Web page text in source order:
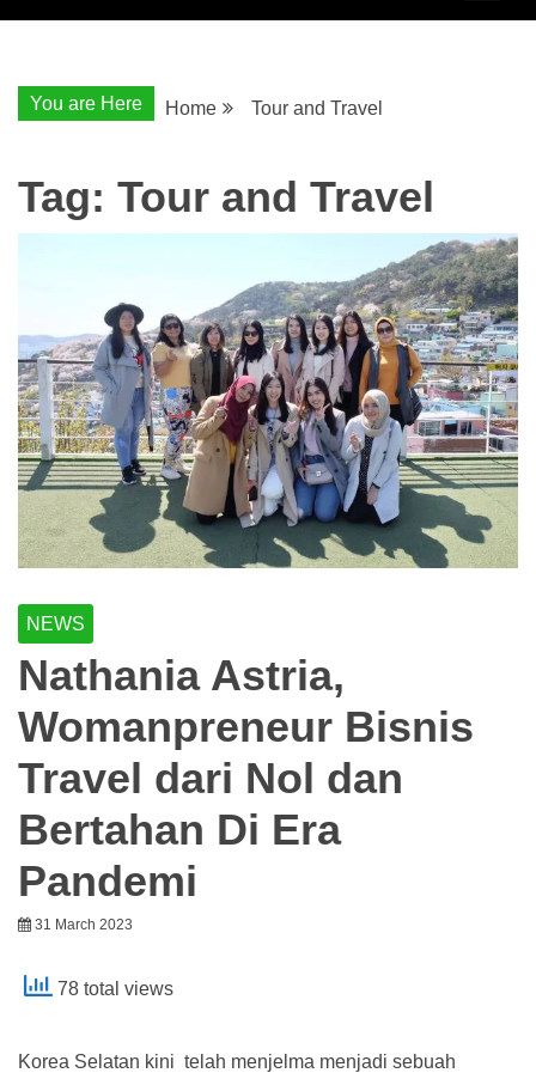
You are Here Home Tour and Travel
Tag: Tour and Travel
NEWS
Nathania Astria,
Womanpreneur Bisnis
Travel dari Nol dan
Bertahan Di Era
Pandemi
31 March 2023
78 total views
Korea Selatan kini telah menjelma menjadi sebuah